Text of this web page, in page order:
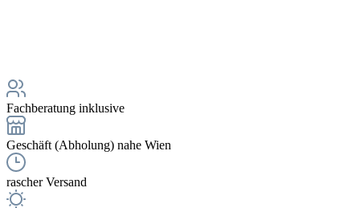
Fachberatung inklusive
Geschäft (Abholung) nahe Wien
rascher Versand